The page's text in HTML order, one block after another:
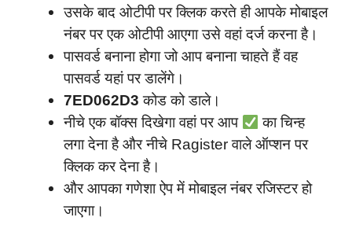
उसके बाद ओटीपी पर क्लिक करते ही आपके मोबाइल
नंबर पर एक ओटीपी आएगा उसे वहां दर्ज करना है।
पासवर्ड बनाना होगा जो आप बनाना चाहते हैं वह
पासवर्ड यहां पर डालेंगे।
7ED062D3 कोड को डाले।
नीचे एक बॉक्स दिखेगा वहां पर आप
का चिन्ह
लगा देना है और नीचे Ragister वाले ऑप्शन पर
क्लिक कर देना है।
और आपका गणेशा ऐप में मोबाइल नंबर रजिस्टर हो
जाएगा।